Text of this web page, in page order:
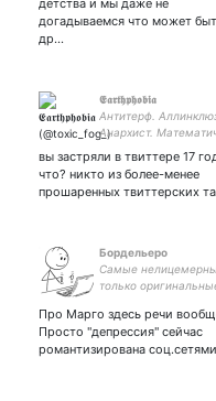
детства и мы даже не
догадываемся что может
др…
𝕰𝖆𝖗𝖙𝖍𝖕𝖍𝖔𝖇𝖎𝖆
Антитерф.
Анархист.
supremacy🖤🖤🖤.
сбшаете, сообщайте
возможности
вы застряли в твиттере 17
что? никто из более-менее
прошаренных твиттерских
Бордельеро
Самые
только
Про Марго здесь речи
Просто "депрессия" сейчас
романтизирована